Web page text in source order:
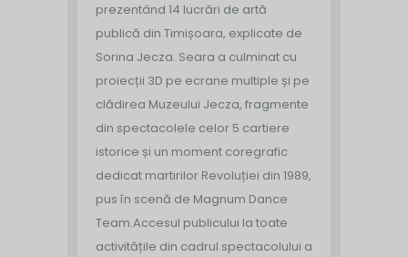
prezentând 14 lucrări de artă
publică din Timișoara, explicate de
Sorina Jecza. Seara a culminat cu
proiecții 3D pe ecrane multiple și pe
clădirea Muzeului Jecza, fragmente
din spectacolele celor 5 cartiere
istorice și un moment coregrafic
dedicat martirilor Revoluției din 1989,
pus în scenă de Magnum Dance
Team.Accesul publicului la toate
activitățile din cadrul spectacolului a